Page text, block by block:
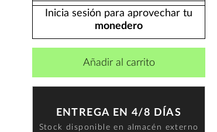
Inicia sesión para aprovechar tu
monedero
Añadir al carrito
ENTREGA EN 4/8 DÍAS
Stock disponible en almacén externo